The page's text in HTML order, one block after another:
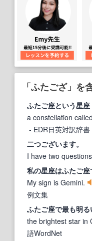
「ふたござ」を
ふたご座という星座
a constellation
- EDR日英対訳辞書
二つございます。
I have two
私の星座はふたご座
My sign is Gemini.
例文集
ふたご座で最も明る
the brightest star in
語WordNet